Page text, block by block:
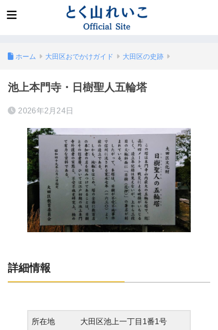
ホーム 大田区おでかけガイド 大田区の史跡
池上本門寺・日樹聖人五輪塔
2026年2月24日
詳細情報
所在地 大田区池上一丁目1番1号